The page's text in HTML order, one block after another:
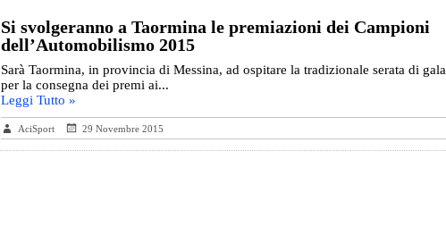
Si svolgeranno a Taormina le premiazioni dei Campioni
dell’Automobilismo 2015
Sarà Taormina, in provincia di Messina, ad ospitare la tradizionale serata di gala
per la consegna dei premi ai...
Leggi Tutto »
AciSport 29 Novembre 2015